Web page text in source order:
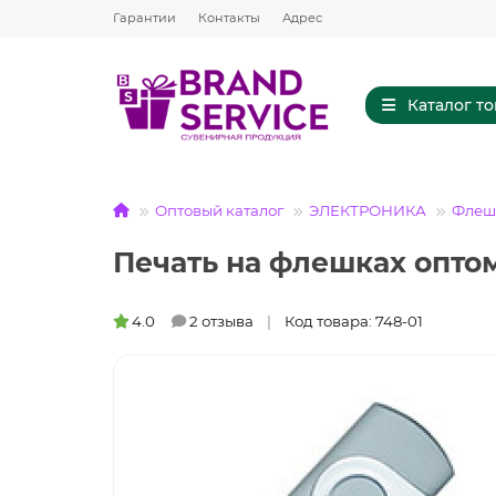
Гарантии Контакты Адрес
Каталог
Оптовый каталог ЭЛЕКТРОНИКА
Печать на флешках
4.0 2 отзыва Код товара: 748-01